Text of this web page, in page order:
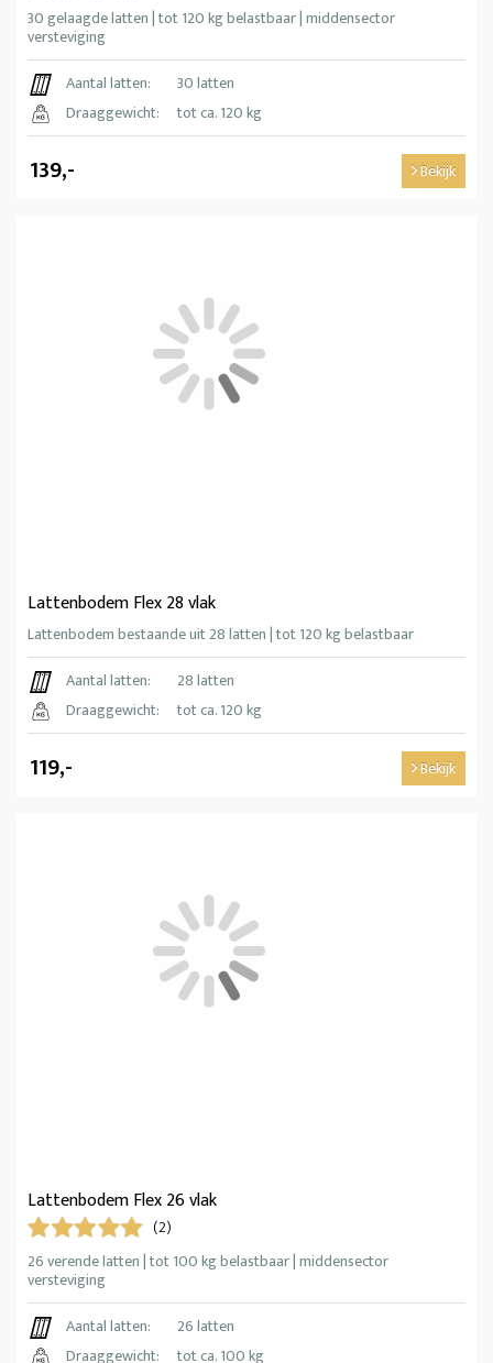
30 gelaagde latten | tot 120 kg belastbaar | middensector
versteviging
Aantal latten:
30 latten
Draaggewicht:
tot ca. 120 kg
139,- Bekijk
Lattenbodem Flex 28 vlak
Lattenbodem bestaande uit 28 latten | tot 120 kg belastbaar
Aantal latten:
28 latten
Draaggewicht:
tot ca. 120 kg
119,- Bekijk
Lattenbodem Flex 26 vlak
(2)
26 verende latten | tot 100 kg belastbaar | middensector
versteviging
Aantal latten:
26 latten
Draaggewicht:
tot ca. 100 kg